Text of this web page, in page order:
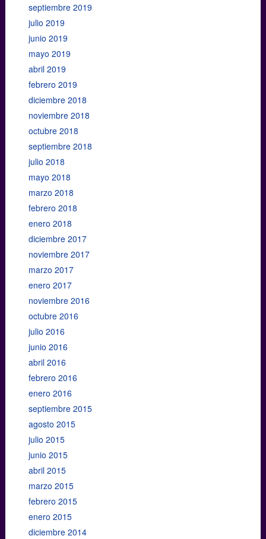
septiembre 2019
julio 2019
junio 2019
mayo 2019
abril 2019
febrero 2019
diciembre 2018
noviembre 2018
octubre 2018
septiembre 2018
julio 2018
mayo 2018
marzo 2018
febrero 2018
enero 2018
diciembre 2017
noviembre 2017
marzo 2017
enero 2017
noviembre 2016
octubre 2016
julio 2016
junio 2016
abril 2016
febrero 2016
enero 2016
septiembre 2015
agosto 2015
julio 2015
junio 2015
abril 2015
marzo 2015
febrero 2015
enero 2015
diciembre 2014